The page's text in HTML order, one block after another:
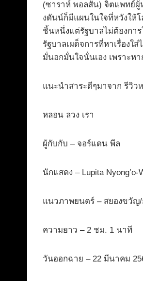
(ซาราห์ พอลสัน) จิตแพทย์ผู้
งดันน์ก็มีแผนในใจที่หวังให้
ชิ้นหนึ่งแต่รัฐบาลไม่ต้องกา
รัฐบาลเผด็จการที่หาเรื่องใ
มั่นอกมั่นใจนั่นเอง เพราะห
แนะนำสาระดีๆมาจาก รีวิว
หลอน ลวง เรา
ผู้กับกับ – จอร์แดน พีล
นักแสดง – Lupita
แนวภาพยนตร์ – สยองขวัญ
ความยาว – 2 ชม. 1 นาที
วันออกฉาย – 22 มีนาคม